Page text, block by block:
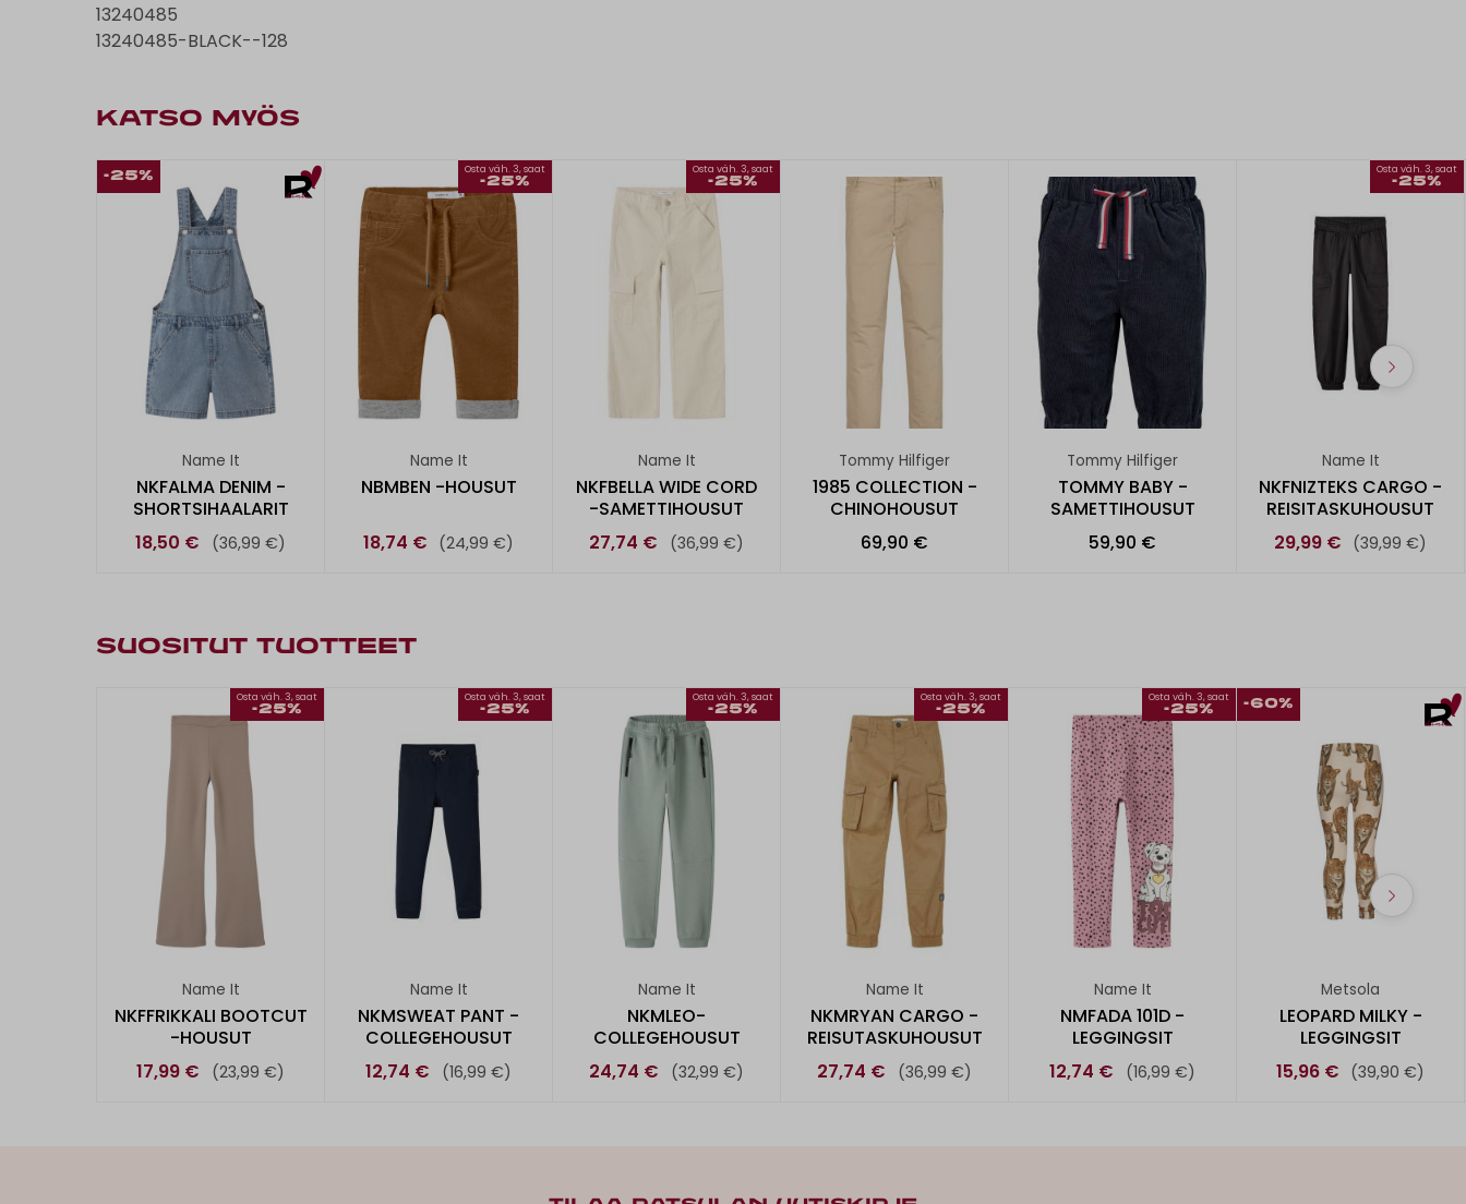
13240485
13240485-BLACK--128
KATSO MYÖS
-25%
Name It
NKFALMA DENIM -
SHORTSIHAALARIT
18,50 €
(36,99 €)
Osta väh. 3, saat
-25%
Name It
NBMBEN -HOUSUT
18,74 € (24,99 €)
Osta väh. 3, saat
-25%
Name It
NKFBELLA WIDE CORD
-SAMETTIHOUSUT
27,74 €
(36,99 €)
Tommy Hilfiger
1985 COLLECTION -
CHINOHOUSUT
69,90 €
Tommy Hilfiger
TOMMY BABY -
SAMETTIHOUSUT
59,90 €
Osta väh. 3, saat
-25%
Name It
NKFNIZTEKS CARGO -
REISITASKUHOUSUT
29,99 € (39,99 €)
SUOSITUT TUOTTEET
Osta väh. 3, saat
-25%
Name It
NKFFRIKKALI BOOTCUT
-HOUSUT
17,99 €
(23,99 €)
Osta väh. 3, saat
-25%
Name It
NKMSWEAT PANT -
COLLEGEHOUSUT
12,74 €
(16,99 €)
Osta väh. 3, saat
-25%
Name It
NKMLEO-
COLLEGEHOUSUT
24,74 €
(32,99 €)
Osta väh. 3, saat
-25%
Name It
NKMRYAN CARGO -
REISUTASKUHOUSUT
27,74 €
(36,99 €)
Osta väh. 3, saat
-25%
Name It
NMFADA 101D -
LEGGINGSIT
12,74 €
(16,99 €)
-60%
Metsola
LEOPARD MILKY -
LEGGINGSIT
15,96 € (39,90 €)